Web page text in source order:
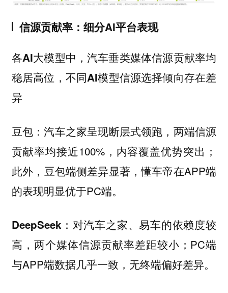
信源贡献率：细分AI平台表现
各AI大模型中，汽车垂类媒体信源贡献率均
稳居高位，不同AI模型信源选择倾向存在差
异
豆包：汽车之家呈现断层式领跑，两端信源
贡献率均接近100%，内容覆盖优势突出；
此外，豆包端侧差异显著，懂车帝在APP端
的表现明显优于PC端。
DeepSeek： 对汽车之家、易车的依赖度较
高，两个媒体信源贡献率差距较小；PC端
与APP端数据几乎一致，无终端偏好差异。